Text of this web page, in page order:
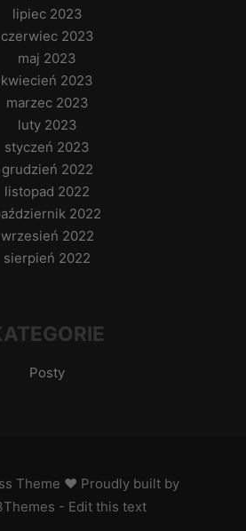
lipiec 2023
czerwiec 2023
maj 2023
kwiecień 2023
marzec 2023
luty 2023
styczeń 2023
grudzień 2022
listopad 2022
2022
wrzesień 2022
sierpień 2022
Posty
Theme ♥ Proudly built by
- Edit this text